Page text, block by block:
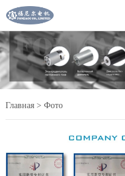
Главная> Фото